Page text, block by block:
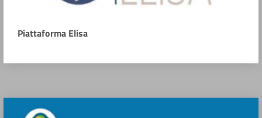
Piattaforma Elisa